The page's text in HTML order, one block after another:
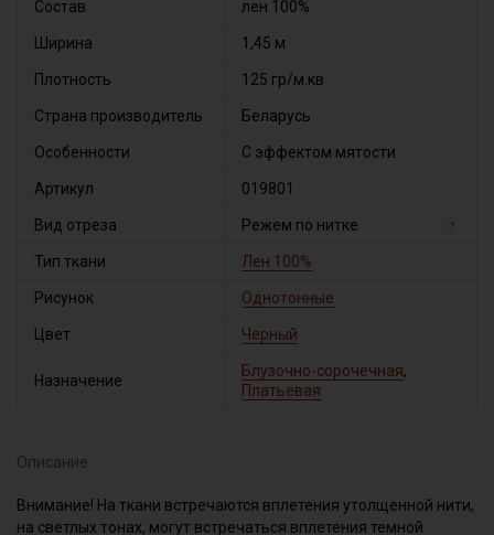
Состав лен 100%
Ширина 1,45 м
Плотность 125 гр/м.кв
Страна производитель Беларусь
Особенности С эффектом мятости
Артикул 019801
Вид отреза Режем по нитке ?
Тип ткани Лен 100%
Рисунок Однотонные
Цвет Черный
Назначение
Блузочно-сорочечная,
Платьевая
Описание
Внимание! На ткани встречаются вплетения утолщенной нити,
на светлых тонах, могут встречаться вплетения темной